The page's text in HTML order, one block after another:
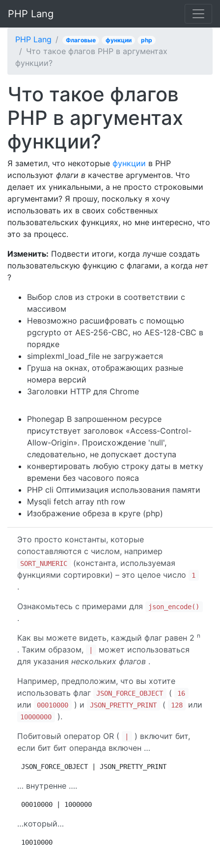
PHP Lang
PHP Lang Флаговые функции php
Что такое флагов PHP в аргументах
функции?
Что такое флагов
PHP в аргументах
функции?
Я заметил, что некоторые функции в PHP
используют флаги в качестве аргументов. Что
делает их уникальными, а не просто строковыми
аргументами? Я прошу, поскольку я хочу
использовать их в своих собственных
пользовательских функциях, но мне интересно, что
это за процесс.
Изменить: Подвести итоги, когда лучше создать
пользовательскую функцию с флагами, а когда нет
?
Выбор слов из строки в соответствии с
массивом
Невозможно расшифровать с помощью
pgcrypto от AES-256-CBC, но AES-128-CBC в
порядке
simplexml_load_file не загружается
Груша на окнах, отображающих разные
номера версий
Заголовки HTTP для Chrome
Phonegap В запрошенном ресурсе
присутствует заголовок «Access-Control-
Allow-Origin». Происхождение 'null',
следовательно, не допускает доступа
конвертировать любую строку даты в метку
времени без часового пояса
PHP cli Оптимизация использования памяти
Mysqli fetch array nth row
Изображение обреза в круге (php)
Это просто константы, которые
сопоставляются с числом, например
SORT_NUMERIC
(константа, используемая
функциями сортировки) – это целое число
1
.
Ознакомьтесь с примерами для
json_encode()
.
Как вы можете видеть, каждый флаг равен 2 n
. Таким образом,
может использоваться
для указания нескольких флагов .
Например, предположим, что вы хотите
использовать флаг
JSON_FORCE_OBJECT ( 16
или 00010000 ) и JSON_PRETTY_PRINT ( 128 или
10000000
).
Побитовый оператор OR (
) включит бит,
если бит бит операнда включен …
JSON_FORCE_OBJECT | JSON_PRETTY_PRINT
… внутренне ….
00010000 | 1000000
…который…
10010000